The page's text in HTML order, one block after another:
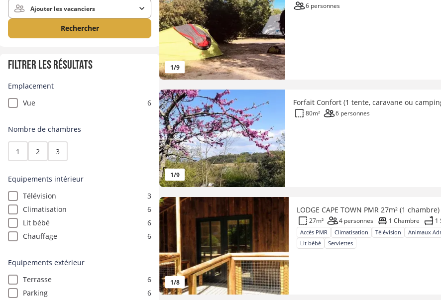
Ajouter les vacanciers
Rechercher
Filtrer les résultats
Emplacement
Vue
6
Nombre de chambres
1 2 3
Equipements intérieur
Télévision
3
Climatisation
6
Lit bébé
6
Chauffage
6
Equipements extérieur
Terrasse
6
Parking
6
1/9
6 personnes
1/9
80m² 6 personnes
1/8
LODGE CAPE TOWN PMR 27m² (1
27m² 4 personnes 1 Chambre 1
Accès PMR Climatisation Télévision Animaux
Lit bébé
Serviettes